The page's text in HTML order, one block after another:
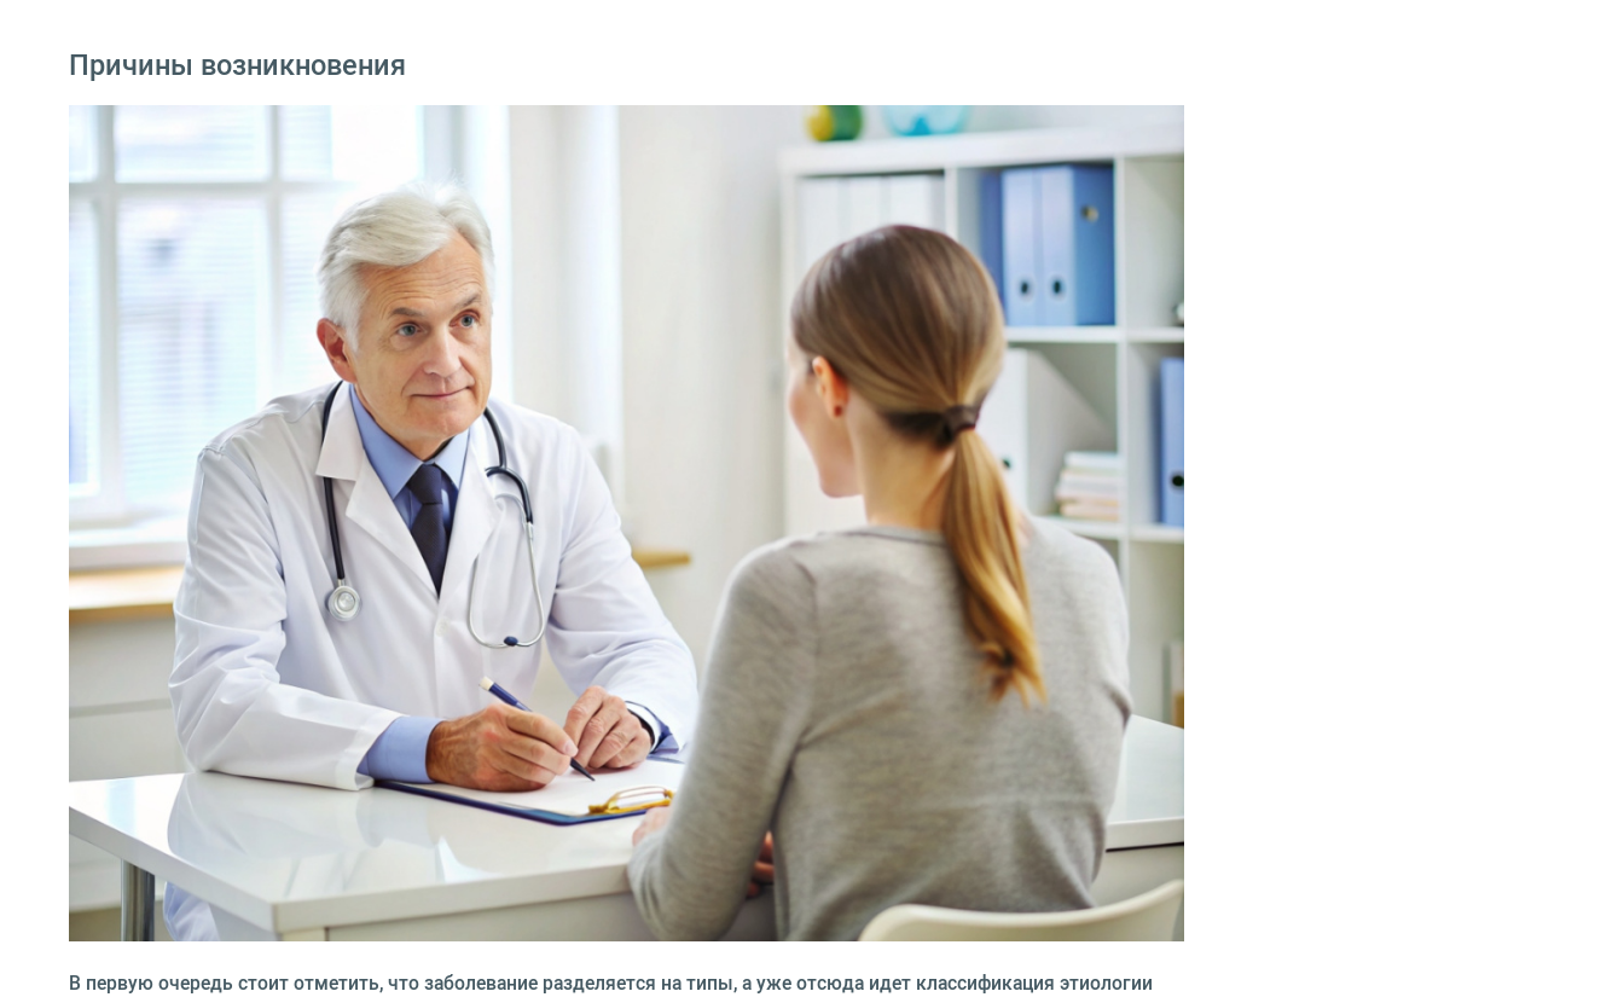
Причины возникновения
В первую очередь стоит отметить, что заболевание разделяется на типы, а уже отсюда идет классификация этиологии